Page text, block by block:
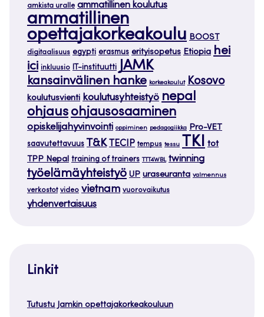
amkista uralle ammatillinen koulutus
ammatillinen
opettajakorkeakoulu BOOST
digitaalisuus egypti erasmus erityisopetus Etiopia hei
ici inkluusio IT-instituutti JAMK
kansainvälinen hanke korkeakoulut Kosovo
koulutusvienti koulutusyhteistyö nepal
ohjaus ohjausosaaminen
opiskelijahyvinvointi oppiminen pedagogiikka Pro-VET
saavutettavuus T&K TECIP tempus tessu TKI tot
TPP Nepal training of trainers TTT4WBL twinning
työelämäyhteistyö UP uraseuranta valmennus
verkostot video vietnam vuorovaikutus
yhdenvertaisuus
Linkit
Tutustu Jamkin opettajakorkeakouluun